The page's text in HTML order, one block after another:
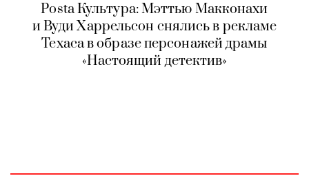
Posta Культура: Мэттью Макконахи
и Вуди Харрельсон снялись в рекламе
Техаса в образе персонажей драмы
«Настоящий детектив»